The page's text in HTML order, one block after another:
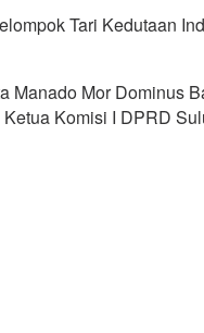
Tari Kedutaan
Manado Mor Dominus
Komisi I DPRD